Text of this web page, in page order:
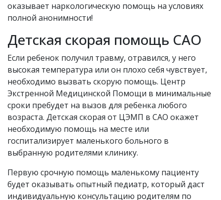
оказывает наркологическую помощь на условиях
полной анонимности!
Детская скорая помощь САО
Если ребенок получил травму, отравился, у него
высокая температура или он плохо себя чувствует,
необходимо вызвать скорую помощь. Центр
Экстренной Медицинской Помощи в минимальные
сроки пребудет на вызов для ребенка любого
возраста. Детская скорая от ЦЭМП в САО окажет
необходимую помощь на месте или
госпитализирует маленького больного в
выбранную родителями клинику.
Первую срочную помощь маленькому пациенту
будет оказывать опытный педиатр, который даст
индивидуальную консультацию родителям по